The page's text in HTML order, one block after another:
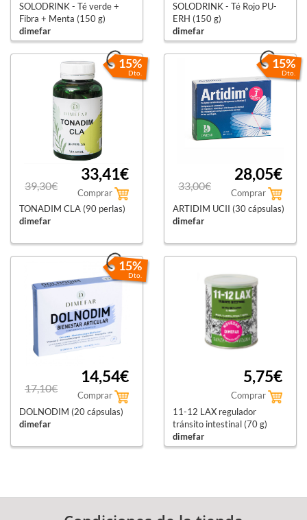
SOLODRINK - Té verde +
Fibra + Menta (150 g)
dimefar
SOLODRINK - Té Rojo PU-
ERH (150 g)
dimefar
15%
Dto.
39,30€
33,41€
Comprar
TONADIM CLA (90 perlas)
dimefar
15%
Dto.
33,00€
28,05€
Comprar
ARTIDIM UCII (30 cápsulas)
dimefar
15%
Dto.
17,10€
14,54€
Comprar
DOLNODIM (20 cápsulas)
dimefar
5,75€
Comprar
11-12 LAX regulador
tránsito intestinal (70 g)
dimefar